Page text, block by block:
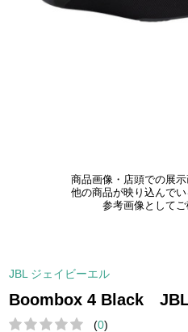
商品画像・店頭での展示
他の商品が映り込んでい
参考画像としてご
JBL ジェイビーエル
Boombox 4 Black
(0)